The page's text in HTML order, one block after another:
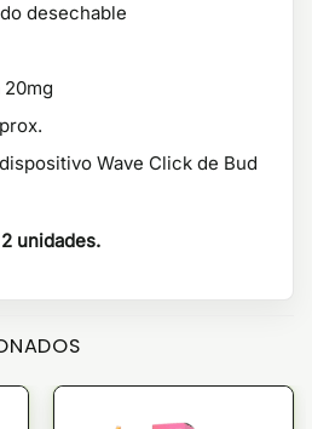
desechable
20mg
Wave Click de Bud
unidades.